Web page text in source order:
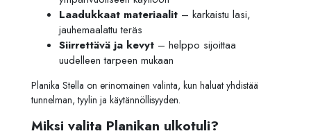
Laadukkaat materiaalit – karkaistu lasi,
jauhemaalattu teräs
Siirrettävä ja kevyt – helppo sijoittaa
uudelleen tarpeen mukaan
Planika Stella on erinomainen valinta, kun haluat yhdistää
tunnelman, tyylin ja käytännöllisyyden.
Miksi valita Planikan ulkotuli?